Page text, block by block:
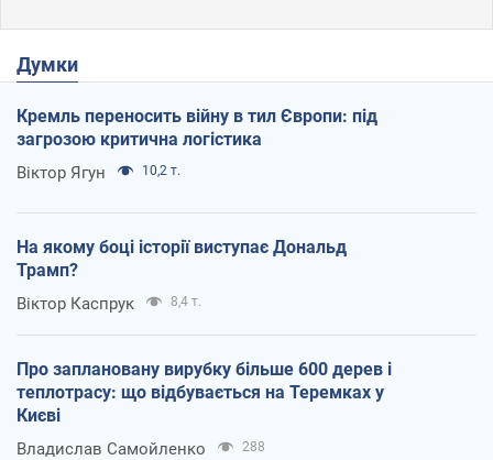
Думки
Кремль переносить війну в тил Європи: під
загрозою критична логістика
Віктор Ягун 10,2 т.
На якому боці історії виступає Дональд
Трамп?
Віктор Каспрук 8,4 т.
Про заплановану вирубку більше 600 дерев і
теплотрасу: що відбувається на Теремках у
Києві
Владислав Самойленко 288